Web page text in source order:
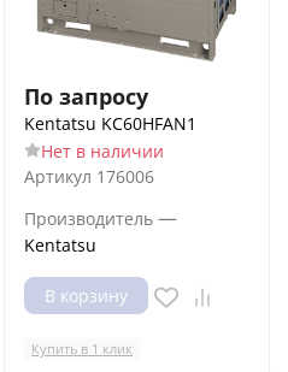
По запросу
Kentatsu KC60HFAN1
Нет в наличии
Артикул 176006
Производитель —
Kentatsu
В корзину
Купить в 1 клик